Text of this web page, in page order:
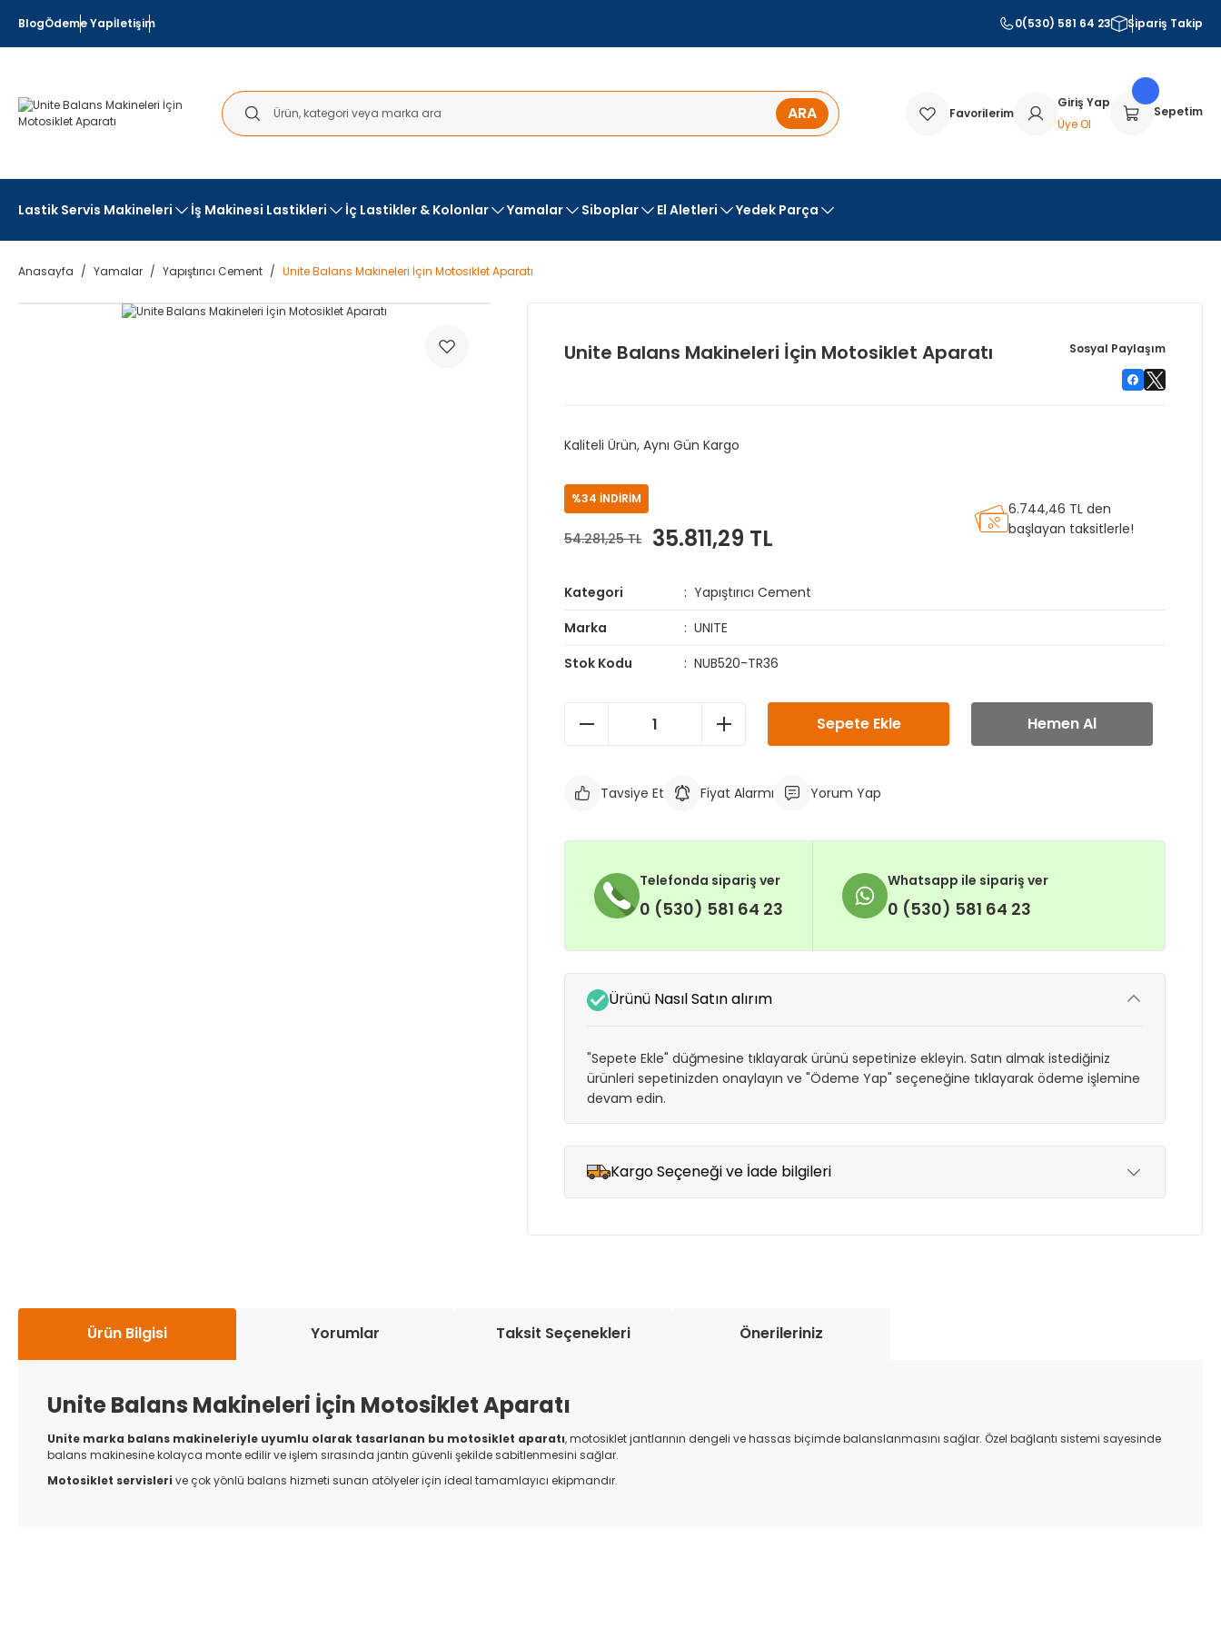
BlogÖdeme Yapİletişim 0(530) 581 64 23 Sipariş Takip
ARA Favorilerim
Giriş Yap
Üye Ol
Sepetim
Lastik Servis Makineleri İş Makinesi Lastikleri İç Lastikler & Kolonlar Yamalar Siboplar El Aletleri Yedek Parça
Anasayfa Yamalar Yapıştırıcı Cement Unite Balans Makineleri İçin Motosiklet Aparatı
Unite Balans Makineleri İçin Motosiklet Aparatı Sosyal Paylaşım
Kaliteli Ürün, Aynı Gün Kargo
%34 İNDİRİM
54.281,25 TL 35.811,29 TL
6.744,46 TL den
başlayan taksitlerle!
Kategori
Yapıştırıcı Cement
Marka
UNITE
Stok Kodu
NUB520-TR36
Sepete Ekle Hemen Al
Tavsiye Et Fiyat Alarmı Yorum Yap
Telefonda sipariş ver
0 (530) 581 64 23
Whatsapp ile sipariş ver
0 (530) 581 64 23
Ürünü Nasıl Satın alırım
"Sepete Ekle" düğmesine tıklayarak ürünü sepetinize ekleyin. Satın almak istediğiniz
ürünleri sepetinizden onaylayın ve "Ödeme Yap" seçeneğine tıklayarak ödeme işlemine
devam edin.
Kargo Seçeneği ve İade bilgileri
Ürün Bilgisi Yorumlar Taksit Seçenekleri Önerileriniz
Unite Balans Makineleri İçin Motosiklet Aparatı
Unite marka balans makineleriyle uyumlu olarak tasarlanan bu motosiklet aparatı, motosiklet jantlarının dengeli ve hassas biçimde balanslanmasını sağlar. Özel bağlantı sistemi sayesinde
balans makinesine kolayca monte edilir ve işlem sırasında jantın güvenli şekilde sabitlenmesini sağlar.
Motosiklet servisleri ve çok yönlü balans hizmeti sunan atölyeler için ideal tamamlayıcı ekipmandır.